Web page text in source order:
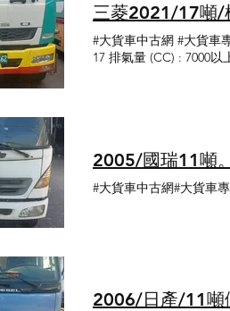
三菱2021/17噸/
#大貨車中古網 #大貨車
17 排氣量 (CC) : 7000
2005/國瑞11噸
#大貨車中古網#大貨車
2006/日產/11噸